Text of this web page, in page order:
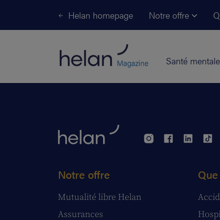
Helan homepage Notre offre
Santé mentale
Notre offre
Mutualité libre Helan
Assurances